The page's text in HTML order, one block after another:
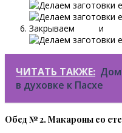
Закрываем и
ЧИТАТЬ ТАКЖЕ:
в духовке к Пасхе
Обед № 2. Макароны со